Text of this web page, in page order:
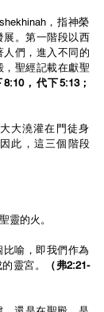
展。第一階段以西
們，進入不同的
聖經記載在獻聖
8:10，代下5:13；
此，這三個階段
靈的火。
靈宮。
（弗2:21-